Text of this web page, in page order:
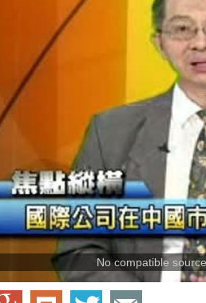
No compatible